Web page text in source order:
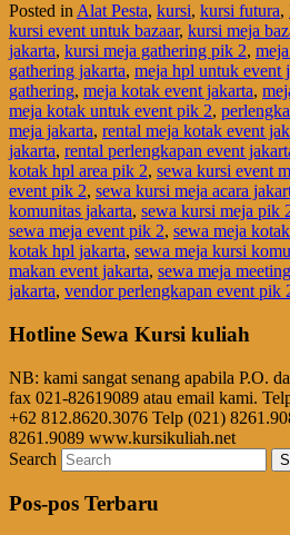
Posted in Alat Pesta, kursi, kursi futura,
kursi event untuk bazaar, kursi meja
jakarta, kursi meja gathering pik 2,
gathering jakarta, meja hpl untuk event
gathering, meja kotak event jakarta,
meja kotak untuk event pik 2,
meja jakarta, rental meja kotak event
jakarta, rental perlengkapan event
kotak hpl area pik 2, sewa kursi event
event pik 2, sewa kursi meja acara
komunitas jakarta, sewa kursi meja pik
sewa meja event pik 2, sewa meja
kotak hpl jakarta, sewa meja kursi
makan event jakarta, sewa meja
jakarta, vendor perlengkapan event pik
Hotline Sewa Kursi kuliah
NB: kami sangat senang apabila P.O.
fax 021-82619089 atau email kami.
+62 812.8620.3076 Telp (021)
8261.9089 www.kursikuliah.net
Search
Pos-pos Terbaru